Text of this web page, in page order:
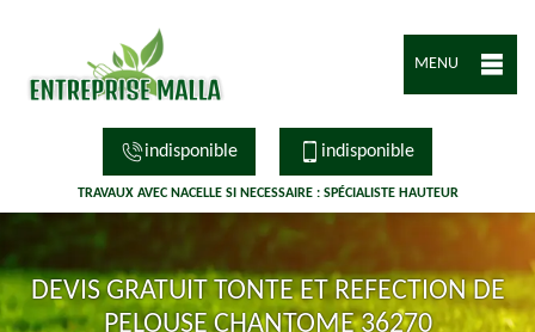
MENU
indisponible indisponible
TRAVAUX AVEC NACELLE SI NECESSAIRE : SPÉCIALISTE HAUTEUR
DEVIS GRATUIT TONTE ET REFECTION DE
PELOUSE CHANTOME 36270